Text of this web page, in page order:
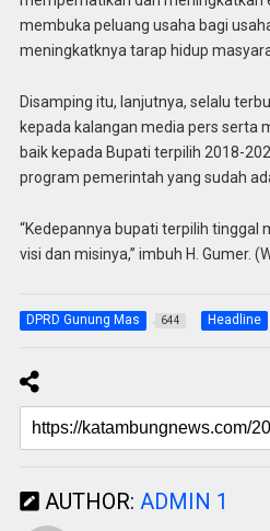
membuka peluang usaha bagi
meningkatknya tarap hidup
Disamping itu, lanjutnya, selalu
kepada kalangan media pers serta
baik kepada Bupati terpilih 2018-
program pemerintah yang sudah
“Kedepannya bupati terpilih tinggal
visi dan misinya,” imbuh H. Gumer.
DPRD Gunung Mas 644 Headline
AUTHOR: ADMIN 1